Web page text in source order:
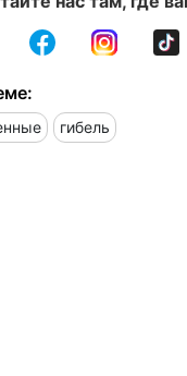
гибель